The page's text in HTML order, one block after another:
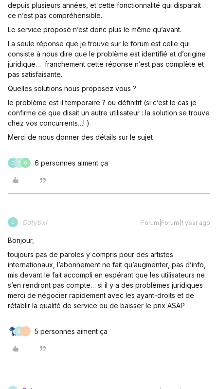
depuis plusieurs années, et cette fonctionnalité qui disparait
ce n’est pas compréhensible.
Le service proposé n’est donc plus le même qu’avant.
La seule réponse que je trouve sur le forum est celle qui
consiste à nous dire que le problème est identifié et d’origine
juridique… franchement cette réponse n’est pas complète et
pas satisfaisante.
Quelles solutions nous proposez vous ?
le problème est il temporaire ? ou définitif (si c’est le cas je
confirme ce que disait un autre utilisateur : la solution se trouve
chez vos concurrents…! )
Merci de nous donner des détails sur le sujet
C G O 6 personnes aiment ça
C Cotybxl Forum|Forum|1 year ago
Bonjour,
toujours pas de paroles y compris pour des artistes
internationaux, l’abonnement ne fait qu’augmenter, pas d’info,
mis devant le fait accompli en espérant que les utilisateurs ne
s’en rendront pas compte… si il y a des problèmes juridiques
merci de négocier rapidement avec les ayant-droits et de
rétablir la qualité de service ou de baisser le prix ASAP
G D 5 personnes aiment ça